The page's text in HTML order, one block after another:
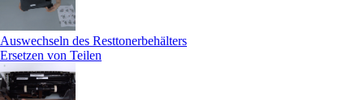
Auswechseln des Resttonerbehälters
Ersetzen von Teilen